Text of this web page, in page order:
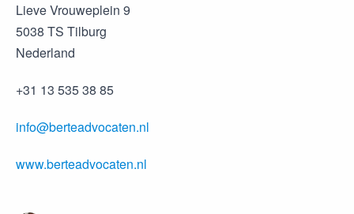
Lieve Vrouweplein 9
5038 TS Tilburg
Nederland
+31 13 535 38 85
info@berteadvocaten.nl
www.berteadvocaten.nl